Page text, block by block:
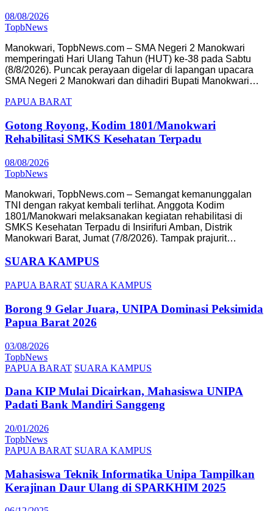
08/08/2026
TopbNews
Manokwari, TopbNews.com – SMA Negeri 2 Manokwari
memperingati Hari Ulang Tahun (HUT) ke-38 pada Sabtu
(8/8/2026). Puncak perayaan digelar di lapangan upacara
SMA Negeri 2 Manokwari dan dihadiri Bupati Manokwari…
PAPUA BARAT
Gotong Royong, Kodim 1801/Manokwari
Rehabilitasi SMKS Kesehatan Terpadu
08/08/2026
TopbNews
Manokwari, TopbNews.com – Semangat kemanunggalan
TNI dengan rakyat kembali terlihat. Anggota Kodim
1801/Manokwari melaksanakan kegiatan rehabilitasi di
SMKS Kesehatan Terpadu di Insirifuri Amban, Distrik
Manokwari Barat, Jumat (7/8/2026). Tampak prajurit…
SUARA KAMPUS
PAPUA BARAT SUARA KAMPUS
Borong 9 Gelar Juara, UNIPA Dominasi Peksimida
Papua Barat 2026
03/08/2026
TopbNews
PAPUA BARAT SUARA KAMPUS
Dana KIP Mulai Dicairkan, Mahasiswa UNIPA
Padati Bank Mandiri Sanggeng
20/01/2026
TopbNews
PAPUA BARAT SUARA KAMPUS
Mahasiswa Teknik Informatika Unipa Tampilkan
Kerajinan Daur Ulang di SPARKHIM 2025